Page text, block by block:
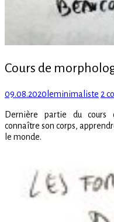
Cours de
Posted
09.08.2020 Author
leminimaliste 2
Dernière partie du cours
connaître son corps,
le monde.